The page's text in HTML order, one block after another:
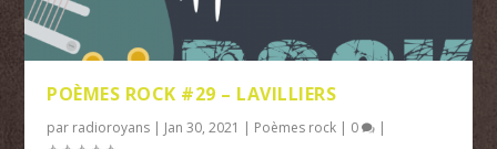
POÈMES ROCK #29 – LAVILLIERS
par radioroyans | Jan 30, 2021 | Poèmes rock | 0 |